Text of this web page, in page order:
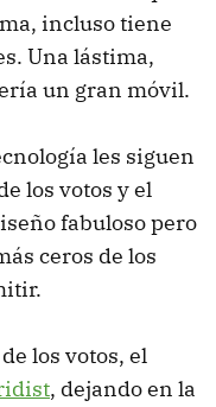
incluso tiene
Una lástima,
un gran móvil.
les siguen
los votos y el
fabuloso pero
ceros de los
los votos, el
, dejando en la